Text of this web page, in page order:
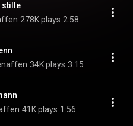
stille
278K plays 2:58
34K plays 3:15
41K plays 1:56